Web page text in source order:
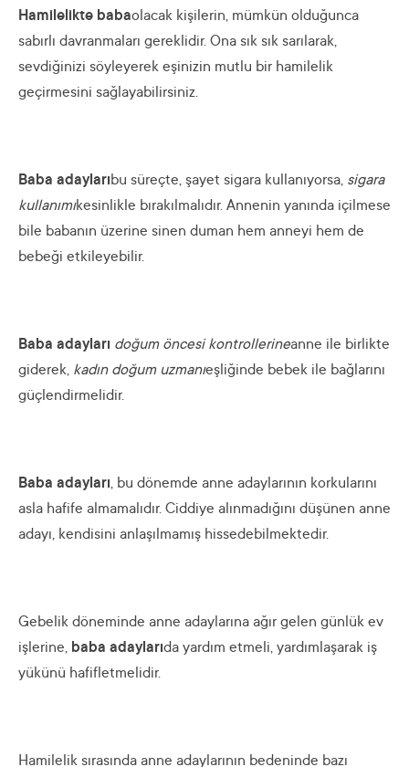
Hamilelikte babaolacak kişilerin, mümkün olduğunca
sabırlı davranmaları gereklidir. Ona sık sık sarılarak,
sevdiğinizi söyleyerek eşinizin mutlu bir hamilelik
geçirmesini sağlayabilirsiniz.
Baba adaylarıbu süreçte, şayet sigara kullanıyorsa, sigara
kullanımıkesinlikle bırakılmalıdır. Annenin yanında içilmese
bile babanın üzerine sinen duman hem anneyi hem de
bebeği etkileyebilir.
Baba adayları doğum öncesi kontrollerineanne ile birlikte
giderek, kadın doğum uzmanıeşliğinde bebek ile bağlarını
güçlendirmelidir.
Baba adayları, bu dönemde anne adaylarının korkularını
asla hafife almamalıdır. Ciddiye alınmadığını düşünen anne
adayı, kendisini anlaşılmamış hissedebilmektedir.
Gebelik döneminde anne adaylarına ağır gelen günlük ev
işlerine, baba adaylarıda yardım etmeli, yardımlaşarak iş
yükünü hafifletmelidir.
Hamilelik sırasında anne adaylarının bedeninde bazı